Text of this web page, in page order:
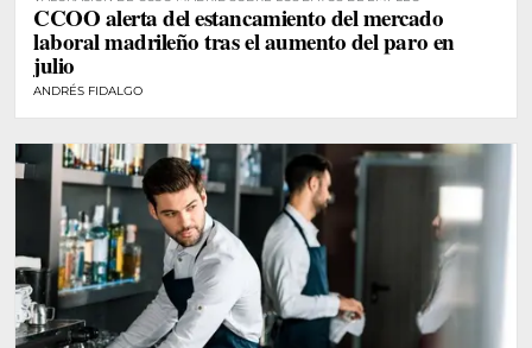
CCOO alerta del estancamiento del mercado
laboral madrileño tras el aumento del paro en
julio
ANDRÉS FIDALGO